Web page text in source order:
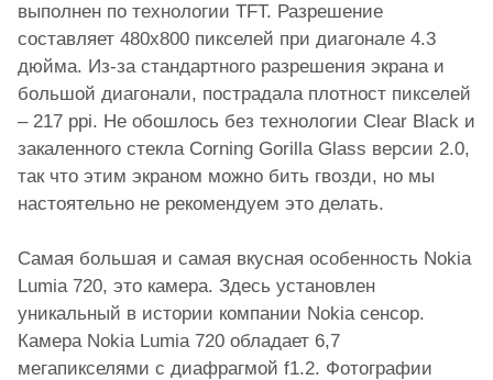
выполнен по технологии TFT. Разрешение
составляет 480х800 пикселей при диагонале 4.3
дюйма. Из-за стандартного разрешения экрана и
большой диагонали, пострадала плотност пикселей
– 217 ppi. Не обошлось без технологии Clear Black и
закаленного стекла Corning Gorilla Glass версии 2.0,
так что этим экраном можно бить гвозди, но мы
настоятельно не рекомендуем это делать.
Самая большая и самая вкусная особенность Nokia
Lumia 720, это камера. Здесь установлен
уникальный в истории компании Nokia сенсор.
Камера Nokia Lumia 720 обладает 6,7
мегапикселями с диафрагмой f1.2. Фотографии